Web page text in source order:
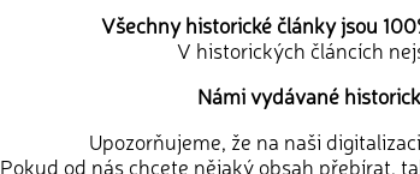
Všechny historické články jsou
V historických článcích
Námi vydávané
Upozorňujeme, že na naši
Pokud od nás chcete nějaký obsah přebírat,